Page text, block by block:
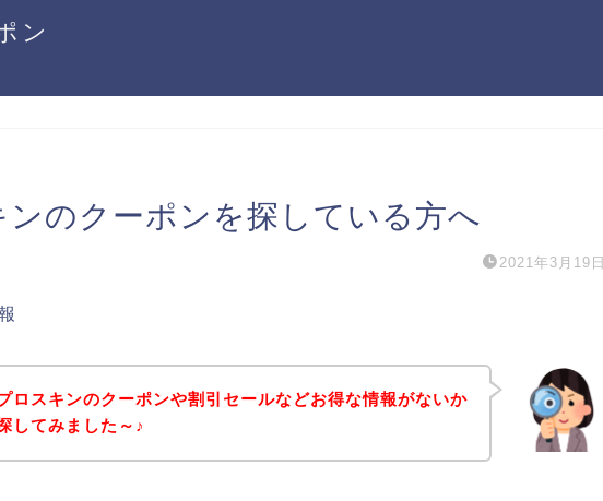
ン
ンのクーポンを探している方へ
2021年3月19日
ロスキンのクーポンや割引セールなどお得な情報がないか
してみました～♪